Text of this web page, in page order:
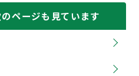
ページも見ています